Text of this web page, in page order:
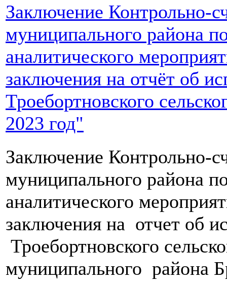
Заключение Контрольно-
муниципального района
аналитического
заключения на отчёт об
Троебортновского
2023 год"
Заключение Контрольно-
муниципального района
аналитического
заключения на отчет об
Троебортновского
муниципального района